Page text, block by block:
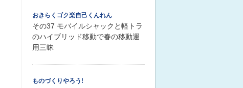
おきらくゴク楽自己くんれん
その37 モバイルシャックと軽トラ
のハイブリッド移動で春の移動運
用三昧
ものづくりやろう!